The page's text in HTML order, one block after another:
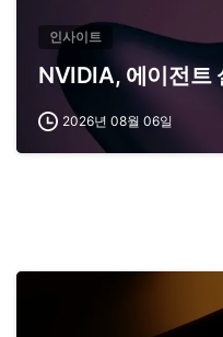
인사이트
NVIDIA, 에이전트
2026년 08월 06일